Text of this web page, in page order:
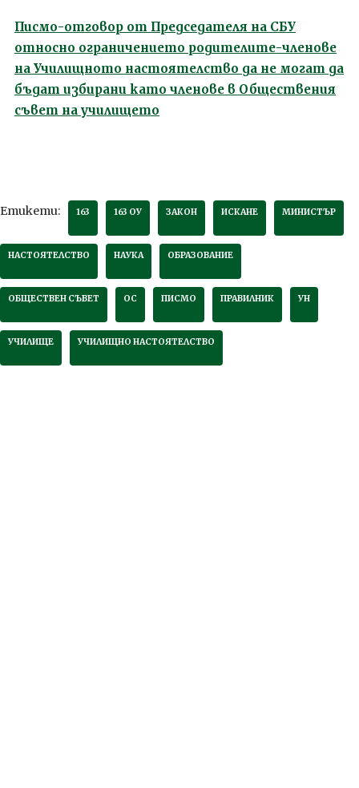
Писмо-отговор от Председателя на СБУ
относно ограничението родителите-членове
на Училищното настоятелство да не могат да
бъдат избирани като членове в Обществения
съвет на училището
Етикети: 163 163 ОУ ЗАКОН ИСКАНЕ МИНИСТЪР
НАСТОЯТЕЛСТВО НАУКА ОБРАЗОВАНИЕ
ОБЩЕСТВЕН СЪВЕТ ОС ПИСМО ПРАВИЛНИК УН
УЧИЛИЩЕ УЧИЛИЩНО НАСТОЯТЕЛСТВО